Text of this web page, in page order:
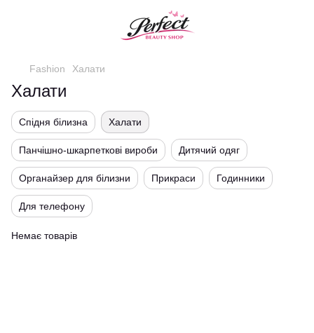
Fashion Халати
Халати
Спідня білизна Халати
Панчішно-шкарпеткові вироби Дитячий одяг
Органайзер для білизни Прикраси Годинники
Для телефону
Немає товарів